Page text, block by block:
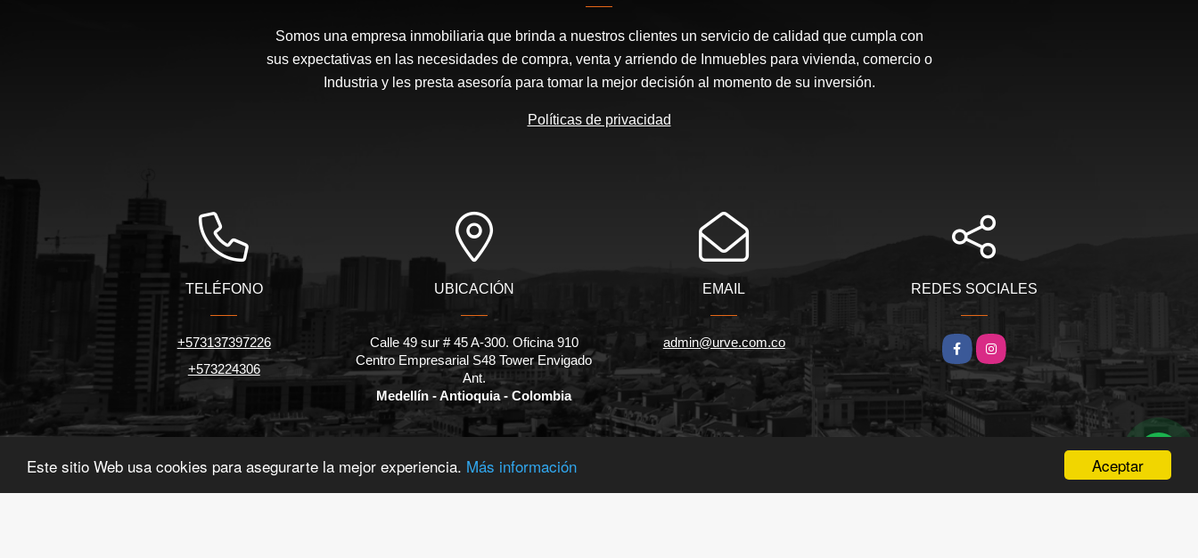
Aceptar
Este sitio Web usa cookies para asegurarte la mejor experiencia. Más información
Somos una empresa inmobiliaria que brinda a nuestros clientes un servicio de calidad que cumpla con
sus expectativas en las necesidades de compra, venta y arriendo de Inmuebles para vivienda, comercio o
Industria y les presta asesoría para tomar la mejor decisión al momento de su inversión.
Políticas de privacidad
TELÉFONO
+573137397226
+573224306
UBICACIÓN
Calle 49 sur # 45 A-300. Oficina 910
Centro Empresarial S48 Tower Envigado
Ant.
Medellín - Antioquia - Colombia
EMAIL
admin@urve.com.co
REDES SOCIALES
Facebook
Instagram